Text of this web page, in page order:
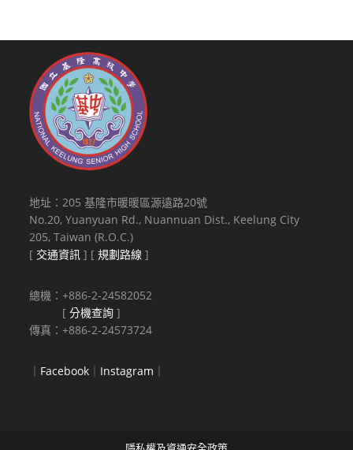
地址：205 基隆市暖暖區源遠路20號
No.20, Yuanyuan Rd., Nuannuan Dist., Keelung City
205, Taiwan (R.O.C.)
[ 交通資訊 ] [規劃路線 ]
總機：+886-2-24582052
[分機查詢 ]
傳真：+886-2-24573724
｜ Facebook ｜ Instagram ｜